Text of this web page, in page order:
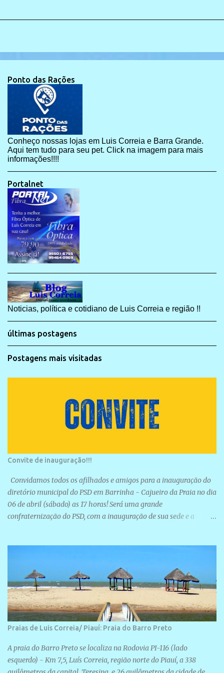
Ponto das Rações
Conheço nossas lojas em Luis Correia e Barra Grande.
Aqui tem tudo para seu pet. Click na imagem para mais
informações!!!!
Portalnet
Noticias, política e cotidiano de Luis Correia e região !!
últimas postagens
Postagens mais visitadas
Convite de inauguração!!!
Convidamos todos os afilhados e amigos para a inauguração do
diretório municipal do PSD em Barrinha - Cajueiro da Praia no dia
06 de abril (sábado) as 17 horas! Será uma grande
confraternização do PSD, com a inauguração de sua sede e a
Praias de Luis Correia/ Piauí: Praia do Barro Preto
A praia do Barro Preto se localiza na Rodovia PI-116 (lado
esquerdo) - Km 7,5, Luís Correia, região norte do Piauí, a 338